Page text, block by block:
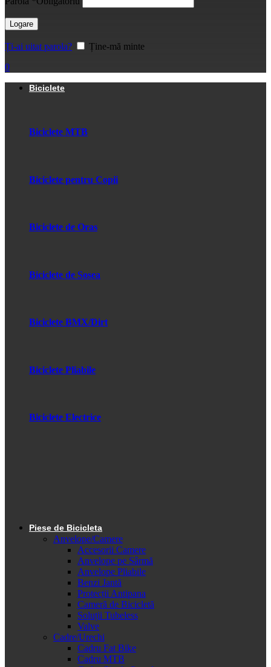
Logare
Ți-ai uitat parola?
Ține-mă minte
0
Biciclete
Biciclete MTB
Biciclete pentru Copii
Biciclete de Oras
Biciclete de Sosea
Biciclete BMX/Dirt
Biciclete Pliabile
Biciclete Electrice
Piese de Bicicleta
Anvelope/Camere
Accesorii Camere
Anvelope pe Sârmă
Anvelope Pliabile
Benzi Jantă
Protecții Antipana
Cameră de Bicicletă
Soluții Tubeless
Valve
Cadre/Urechi
Cadru Fat Bike
Cadru MTB